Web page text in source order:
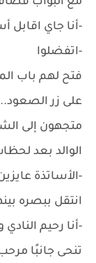
-أنا جاي اقابل
-اتفضلوا
فتح لهم باب
على زر
متجهون إلى
الوالد بعد
-الأساتذة
انتقل ببصره
-أنا رحيم
تنحى جانبًا